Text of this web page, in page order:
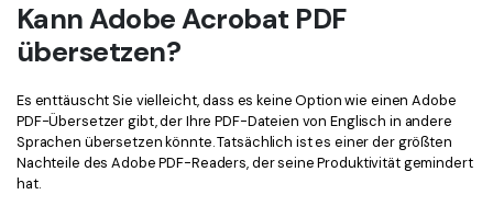
IT-Dienstleistung
Gesundheitswesen
Finanzen
Bewertungen
Sehen Sie, was unsere Nutzer sagen.
Kann Adobe Acrobat PDF
übersetzen?
Es enttäuscht Sie vielleicht, dass es keine Option wie einen Adobe
PDF-Übersetzer gibt, der Ihre PDF-Dateien von Englisch in andere
Sprachen übersetzen könnte. Tatsächlich ist es einer der größten
Nachteile des Adobe PDF-Readers, der seine Produktivität gemindert
hat.